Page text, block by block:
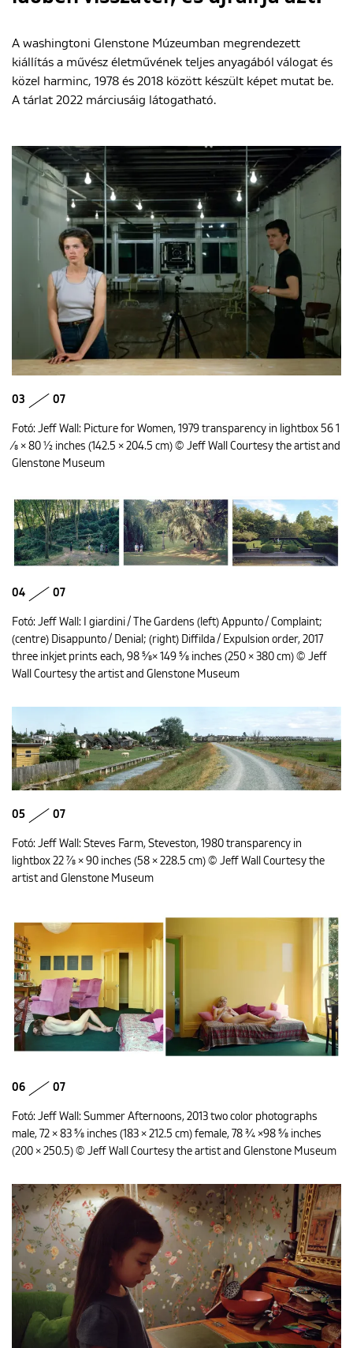
A washingtoni Glenstone Múzeumban megrendezett
kiállítás a művész életművének teljes anyagából válogat és
közel harminc, 1978 és 2018 között készült képet mutat be.
A tárlat 2022 márciusáig látogatható.
03 07
Fotó: Jeff Wall: Picture for Women, 1979 transparency in lightbox 56 1
⁄8 × 80 1⁄2 inches (142.5 × 204.5 cm) © Jeff Wall Courtesy the artist and
Glenstone Museum
04 07
Fotó: Jeff Wall: I giardini / The Gardens (left) Appunto / Complaint;
(centre) Disappunto / Denial; (right) Diffilda / Expulsion order, 2017
three inkjet prints each, 98 5⁄8× 149 5⁄8 inches (250 × 380 cm) © Jeff
Wall Courtesy the artist and Glenstone Museum
05 07
Fotó: Jeff Wall: Steves Farm, Steveston, 1980 transparency in
lightbox 22 7⁄8 × 90 inches (58 × 228.5 cm) © Jeff Wall Courtesy the
artist and Glenstone Museum
06 07
Fotó: Jeff Wall: Summer Afternoons, 2013 two color photographs
male, 72 × 83 5⁄8 inches (183 × 212.5 cm) female, 78 3⁄4 ×98 5⁄8 inches
(200 × 250.5) © Jeff Wall Courtesy the artist and Glenstone Museum